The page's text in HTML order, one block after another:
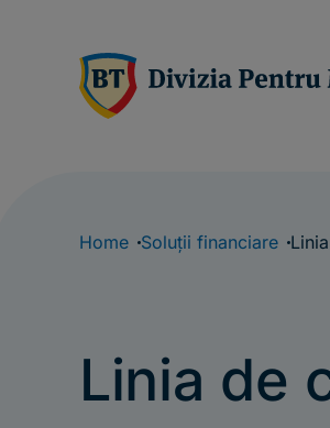
Home Soluții financiare
Linia de